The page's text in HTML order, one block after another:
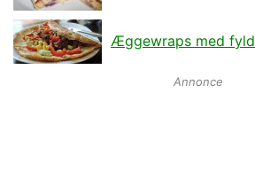
Æggewraps med fyld
Annonce